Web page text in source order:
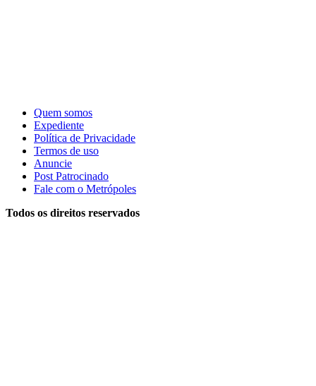
Quem somos
Expediente
Política de Privacidade
Termos de uso
Anuncie
Post Patrocinado
Fale com o Metrópoles
Todos os direitos reservados